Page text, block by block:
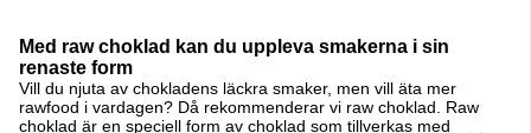
Med raw choklad kan du uppleva smakerna i sin
renaste form
Vill du njuta av chokladens läckra smaker, men vill äta mer
rawfood i vardagen? Då rekommenderar vi raw choklad. Raw
choklad är en speciell form av choklad som tillverkas med